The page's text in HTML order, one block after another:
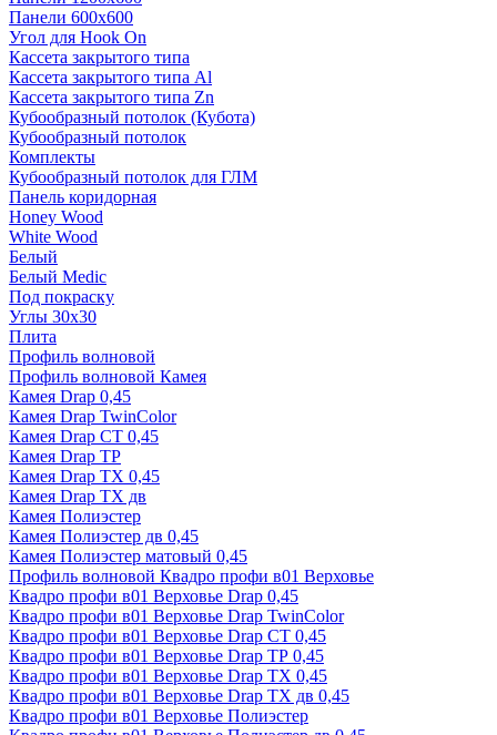
Панели 600х600
Угол для Hook On
Кассета закрытого типа
Кассета закрытого типа Al
Кассета закрытого типа Zn
Кубообразный потолок (Кубота)
Кубообразный потолок
Комплекты
Кубообразный потолок для ГЛМ
Панель коридорная
Honey Wood
White Wood
Белый
Белый Medic
Под покраску
Углы 30х30
Плита
Профиль волновой
Профиль волновой Камея
Камея Drap 0,45
Камея Drap TwinColor
Камея Drap СТ 0,45
Камея Drap ТР
Камея Drap ТХ 0,45
Камея Drap ТХ дв
Камея Полиэстер
Камея Полиэстер дв 0,45
Камея Полиэстер матовый 0,45
Профиль волновой Квадро профи в01 Верховье
Квадро профи в01 Верховье Drap 0,45
Квадро профи в01 Верховье Drap TwinColor
Квадро профи в01 Верховье Drap СТ 0,45
Квадро профи в01 Верховье Drap ТР 0,45
Квадро профи в01 Верховье Drap ТХ 0,45
Квадро профи в01 Верховье Drap ТХ дв 0,45
Квадро профи в01 Верховье Полиэстер